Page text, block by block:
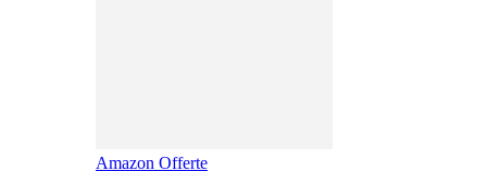
Amazon Offerte